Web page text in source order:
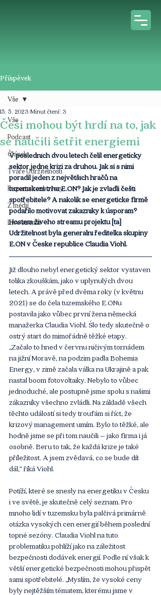
Příspěvek
Vše
Podcast
Článek
Tváře Udržitelnosti
Expertní rozhovory
Z médií
Live stream
Vše
Češi mohou být hrdí na to, jak
se naučili šetřit energiemi
15. 5. 2023 Minut čtení: 3
V posledních dvou letech čelil energetický
sektor jedné krizi za druhou. Jak si s nimi
poradil jeden z největších hráčů na
tuzemském trhu E.ON? Jak je zvládli čeští
spotřebitelé? A nakolik se energetické firmě
podařilo motivovat zákazníky k úsporám?
Hostem živého streamu projektu [ta]
Udržitelnost byla generální ředitelka skupiny
E.ON v České republice Claudia Viohl.
Již dlouho nebyl energetický sektor vystaven
tolika zkouškám, jako v uplynulých dvou
letech. A právě před dvěma roky (v květnu
2021) se do čela tuzemského E.ONu
postavila jako vůbec první žena německá
manažerka Claudia Viohl. Šlo tedy skutečně o
ostrý start do mimořádně těžké etapy.
„Začalo to hned v červnu ničivým tornádem
na jižní Moravě, na podzim padla Bohemia
Energy, v zimě začala válka na Ukrajině a pak
nastal boom fotovoltaiky. Nebylo to vůbec
jednoduché, ale postupně jsme spolu s našimi
zákazníky všechno zvládli. Na základě všech
těchto událostí si tedy troufám si říct, že
krizový management umím. Bylo to těžké, ale
hodně jsme se při tom naučili – jako firma i já
osobně. Beru to tak, že každá krize je také
příležitost. A jsem zvědavá, co se bude dít
dál,“ říká Viohl.
Potíží, které se snesly na energetiku v Česku
i ve světě, je skutečně celý seznam. Pro
mnoho lidí v tuzemsku byla palčivá primárně
otázka vysokých cen energií během poslední
topné sezóny. Claudia Viohl na tuto
problematiku pohlíží jako na záležitost
bezpečnosti dodávek energií. Podle ní však k
větší energetické bezpečnosti mohou přispět
sami spotřebitelé. „Myslím, že vysoké ceny
byly nejtěžším tématem, kterému jsme v